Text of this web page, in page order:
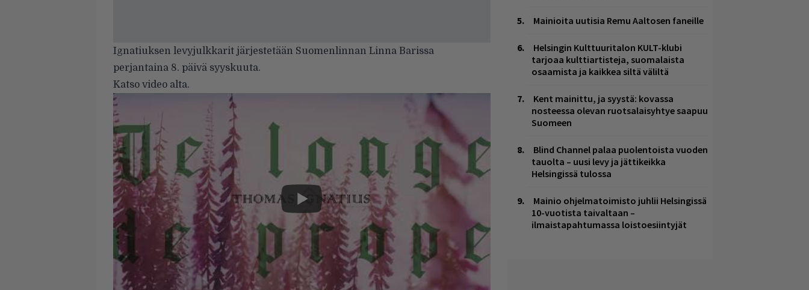
Ignatiuksen levyjulkkarit järjestetään Suomenlinnan Linna Barissa
perjantaina 8. päivä syyskuuta.
Katso video alta.
Mainioita uutisia Remu Aaltosen faneille
Helsingin Kulttuuritalon KULT-klubi
tarjoaa kulttiartisteja, suomalaista
osaamista ja kaikkea siltä väliltä
Kent mainittu, ja syystä: kovassa
nosteessa olevan ruotsalaisyhtye saapuu
Suomeen
Blind Channel palaa puolentoista vuoden
tauolta – uusi levy ja jättikeikka
Helsingissä tulossa
Mainio ohjelmatoimisto juhlii Helsingissä
10-vuotista taivaltaan –
ilmaistapahtumassa loistoesiintyjät